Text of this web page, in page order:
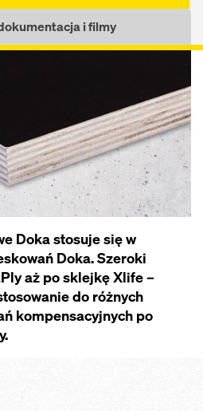
i filmy
Doka stosuje się w
Doka. Szeroki
aż po sklejkę Xlife –
do różnych
kompensacyjnych po